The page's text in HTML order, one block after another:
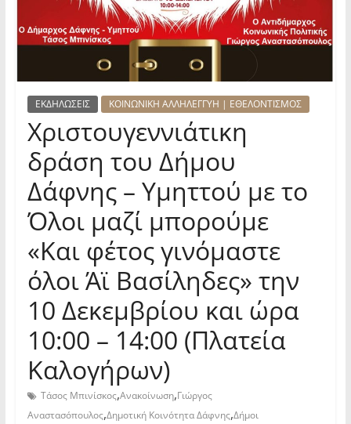
ΕΚΔΗΛΩΣΕΙΣ ΚΟΙΝΩΝΙΚΗ ΑΛΛΗΛΕΓΓΥΗ | ΕΘΕΛΟΝΤΙΣΜΟΣ
Χριστουγεννιάτικη
δράση του Δήμου
Δάφνης – Υμηττού με το
Όλοι μαζί μπορούμε
«Και φέτος γινόμαστε
όλοι Άϊ Βασίληδες» την
10 Δεκεμβρίου και ώρα
10:00 – 14:00 (Πλατεία
Καλογήρων)
Τάσος Μπινίσκος,Ανακοίνωση,Γιώργος
Αναστασόπουλος,Δημοτική Κοινότητα Δάφνης,Δήμοι